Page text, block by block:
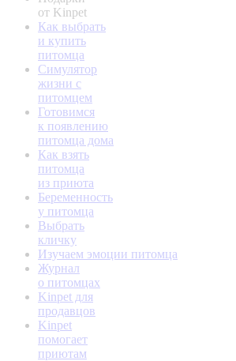
от Kinpet
Как выбрать
и купить
питомца
Симулятор
жизни с
питомцем
Готовимся
к появлению
питомца дома
Как взять
питомца
из приюта
Беременность
у питомца
Выбрать
кличку
Изучаем эмоции питомца
Журнал
о питомцах
Kinpet для
продавцов
Kinpet
помогает
приютам